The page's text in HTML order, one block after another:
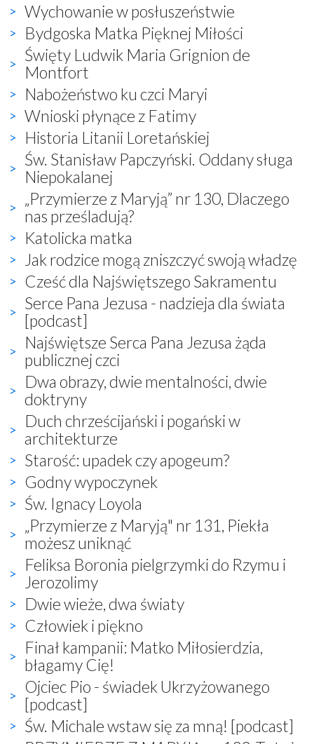
Wychowanie w posłuszeństwie
Bydgoska Matka Pięknej Miłości
Święty Ludwik Maria Grignion de
Montfort
Nabożeństwo ku czci Maryi
Wnioski płynące z Fatimy
Historia Litanii Loretańskiej
Św. Stanisław Papczyński. Oddany sługa
Niepokalanej
„Przymierze z Maryją” nr 130, Dlaczego
nas prześladują?
Katolicka matka
Jak rodzice mogą zniszczyć swoją władzę
Cześć dla Najświętszego Sakramentu
Serce Pana Jezusa - nadzieja dla świata
[podcast]
Najświętsze Serca Pana Jezusa żąda
publicznej czci
Dwa obrazy, dwie mentalności, dwie
doktryny
Duch chrześcijański i pogański w
architekturze
Starość: upadek czy apogeum?
Godny wypoczynek
Św. Ignacy Loyola
„Przymierze z Maryją" nr 131, Piekła
możesz uniknąć
Feliksa Boronia pielgrzymki do Rzymu i
Jerozolimy
Dwie wieże, dwa światy
Człowiek i piękno
Finał kampanii: Matko Miłosierdzia,
błagamy Cię!
Ojciec Pio - świadek Ukrzyżowanego
[podcast]
Św. Michale wstaw się za mną! [podcast]